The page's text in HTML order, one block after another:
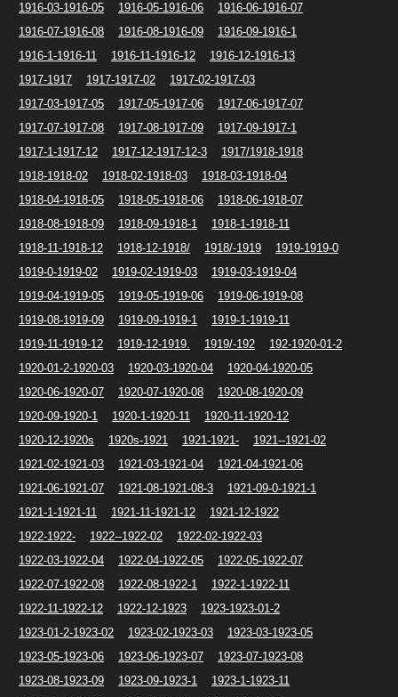
1916-03-1916-05
1916-05-1916-06
1916-06-1916-07
1916-07-1916-08
1916-08-1916-09
1916-09-1916-1
1916-1-1916-11
1916-11-1916-12
1916-12-1916-13
1917-1917
1917-1917-02
1917-02-1917-03
1917-03-1917-05
1917-05-1917-06
1917-06-1917-07
1917-07-1917-08
1917-08-1917-09
1917-09-1917-1
1917-1-1917-12
1917-12-1917-12-3
1917/1918-1918
1918-1918-02
1918-02-1918-03
1918-03-1918-04
1918-04-1918-05
1918-05-1918-06
1918-06-1918-07
1918-08-1918-09
1918-09-1918-1
1918-1-1918-11
1918-11-1918-12
1918-12-1918/ 1918/-1919
1919-1919-0
1919-0-1919-02
1919-02-1919-03
1919-03-1919-04
1919-04-1919-05
1919-05-1919-06
1919-06-1919-08
1919-08-1919-09
1919-09-1919-1
1919-1-1919-11
1919-11-1919-12
1919-12-1919. 1919/-192
192-1920-01-2
1920-01-2-1920-03
1920-03-1920-04
1920-04-1920-05
1920-06-1920-07
1920-07-1920-08
1920-08-1920-09
1920-09-1920-1
1920-1-1920-11
1920-11-1920-12
1920-12-1920s
1920s-1921 1921-1921-
1921--1921-02
1921-02-1921-03
1921-03-1921-04
1921-04-1921-06
1921-06-1921-07
1921-08-1921-08-3
1921-09-0-1921-1
1921-1-1921-11
1921-11-1921-12
1921-12-1922
1922-1922-
1922--1922-02
1922-02-1922-03
1922-03-1922-04
1922-04-1922-05
1922-05-1922-07
1922-07-1922-08
1922-08-1922-1
1922-1-1922-11
1922-11-1922-12
1922-12-1923
1923-1923-01-2
1923-01-2-1923-02
1923-02-1923-03
1923-03-1923-05
1923-05-1923-06
1923-06-1923-07
1923-07-1923-08
1923-08-1923-09
1923-09-1923-1
1923-1-1923-11